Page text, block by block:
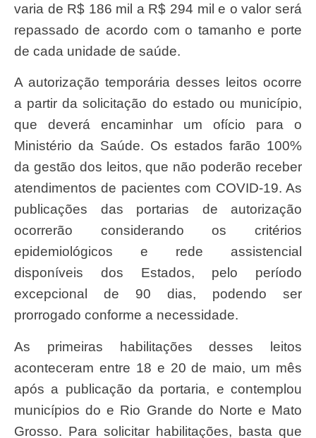
varia de R$ 186 mil a R$ 294 mil e o valor será
repassado de acordo com o tamanho e porte
de cada unidade de saúde.
A autorização temporária desses leitos ocorre
a partir da solicitação do estado ou município,
que deverá encaminhar um ofício para o
Ministério da Saúde. Os estados farão 100%
da gestão dos leitos, que não poderão receber
atendimentos de pacientes com COVID-19. As
publicações das portarias de autorização
ocorrerão considerando os critérios
epidemiológicos e rede assistencial
disponíveis dos Estados, pelo período
excepcional de 90 dias, podendo ser
prorrogado conforme a necessidade.
As primeiras habilitações desses leitos
aconteceram entre 18 e 20 de maio, um mês
após a publicação da portaria, e contemplou
municípios do e Rio Grande do Norte e Mato
Grosso. Para solicitar habilitações, basta que